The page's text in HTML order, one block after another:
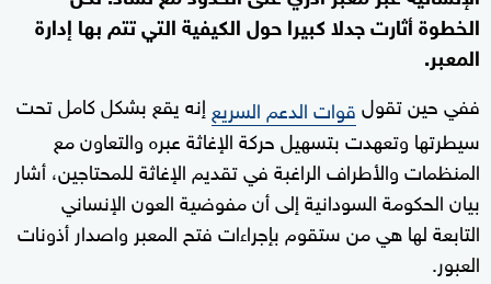
الخطوة أثارت جدلا كبيرا حول الكيفية التي تتم بها إدارة
المعبر.
ففي حين تقولقوات الدعم السريعإنه يقع بشكل كامل تحت
سيطرتها وتعهدت بتسهيل حركة الإغاثة عبره والتعاون مع
المنظمات والأطراف الراغبة في تقديم الإغاثة للمحتاجين، أشار
بيان الحكومة السودانية إلى أن مفوضية العون الإنساني
التابعة لها هي من ستقوم بإجراءات فتح المعبر واصدار أذونات
العبور.